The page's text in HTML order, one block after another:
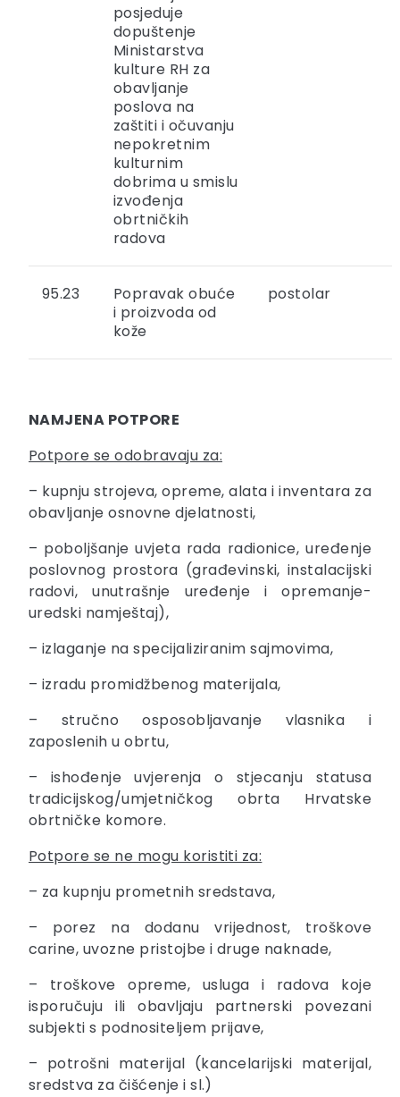
posjeduje
dopuštenje
Ministarstva
kulture RH za
obavljanje
poslova na
zaštiti i očuvanju
nepokretnim
kulturnim
dobrima u smislu
izvođenja
obrtničkih
radova
95.23
Popravak obuće
i proizvoda od
kože
postolar
NAMJENA POTPORE
Potpore se odobravaju za:
– kupnju strojeva, opreme, alata i inventara za
obavljanje osnovne djelatnosti,
– poboljšanje uvjeta rada radionice, uređenje
poslovnog prostora (građevinski, instalacijski
radovi, unutrašnje uređenje i opremanje-
uredski namještaj),
– izlaganje na specijaliziranim sajmovima,
– izradu promidžbenog materijala,
– stručno osposobljavanje vlasnika i
zaposlenih u obrtu,
– ishođenje uvjerenja o stjecanju statusa
tradicijskog/umjetničkog obrta Hrvatske
obrtničke komore.
Potpore se ne mogu koristiti za:
– za kupnju prometnih sredstava,
– porez na dodanu vrijednost, troškove
carine, uvozne pristojbe i druge naknade,
– troškove opreme, usluga i radova koje
isporučuju ili obavljaju partnerski povezani
subjekti s podnositeljem prijave,
– potrošni materijal (kancelarijski materijal,
sredstva za čišćenje i sl.)